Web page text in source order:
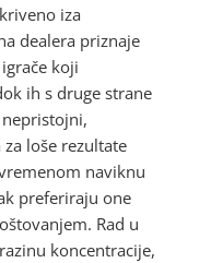
iza
dealera priznaje
koji
ih s druge strane
loše rezultate
naviknu
preferiraju one
Rad u
koncentracije,